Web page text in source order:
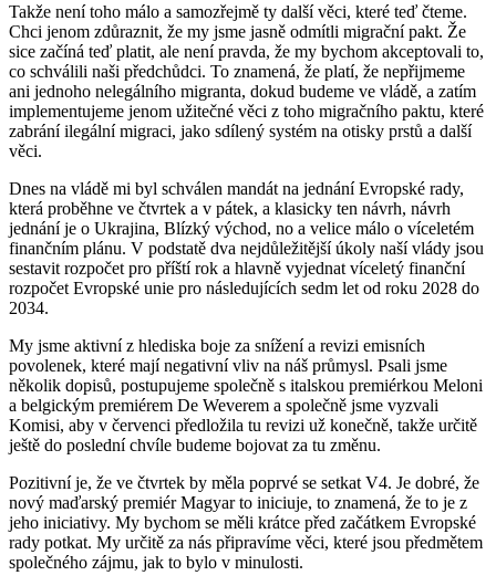
Takže není toho málo a samozřejmě ty další věci, které teď čteme.
Chci jenom zdůraznit, že my jsme jasně odmítli migrační pakt. Že
sice začíná teď platit, ale není pravda, že my bychom akceptovali to,
co schválili naši předchůdci. To znamená, že platí, že nepřijmeme
ani jednoho nelegálního migranta, dokud budeme ve vládě, a zatím
implementujeme jenom užitečné věci z toho migračního paktu, které
zabrání ilegální migraci, jako sdílený systém na otisky prstů a další
věci.
Dnes na vládě mi byl schválen mandát na jednání Evropské rady,
která proběhne ve čtvrtek a v pátek, a klasicky ten návrh, návrh
jednání je o Ukrajina, Blízký východ, no a velice málo o víceletém
finančním plánu. V podstatě dva nejdůležitější úkoly naší vlády jsou
sestavit rozpočet pro příští rok a hlavně vyjednat víceletý finanční
rozpočet Evropské unie pro následujících sedm let od roku 2028 do
2034.
My jsme aktivní z hlediska boje za snížení a revizi emisních
povolenek, které mají negativní vliv na náš průmysl. Psali jsme
několik dopisů, postupujeme společně s italskou premiérkou Meloni
a belgickým premiérem De Weverem a společně jsme vyzvali
Komisi, aby v červenci předložila tu revizi už konečně, takže určitě
ještě do poslední chvíle budeme bojovat za tu změnu.
Pozitivní je, že ve čtvrtek by měla poprvé se setkat V4. Je dobré, že
nový maďarský premiér Magyar to iniciuje, to znamená, že to je z
jeho iniciativy. My bychom se měli krátce před začátkem Evropské
rady potkat. My určitě za nás připravíme věci, které jsou předmětem
společného zájmu, jak to bylo v minulosti.